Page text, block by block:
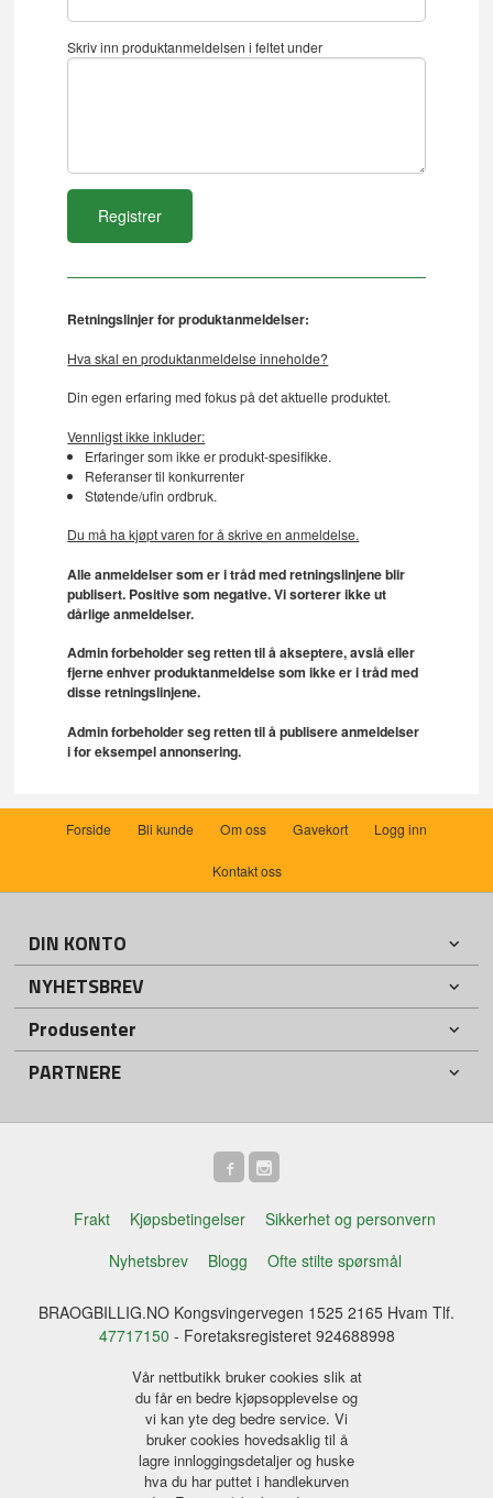
Skriv inn produktanmeldelsen i feltet under
Retningslinjer for produktanmeldelser:
Hva skal en produktanmeldelse inneholde?
Din egen erfaring med fokus på det aktuelle produktet.
Vennligst ikke inkluder:
Erfaringer som ikke er produkt-spesifikke.
Referanser til konkurrenter
Støtende/ufin ordbruk.
Du må ha kjøpt varen for å skrive en anmeldelse.
Alle anmeldelser som er i tråd med retningslinjene blir
publisert. Positive som negative. Vi sorterer ikke ut
dårlige anmeldelser.
Admin forbeholder seg retten til å akseptere, avslå eller
fjerne enhver produktanmeldelse som ikke er i tråd med
disse retningslinjene.
Admin forbeholder seg retten til å publisere anmeldelser
i for eksempel annonsering.
Forside Bli kunde Om oss Gavekort Logg inn
Kontakt oss
DIN KONTO
NYHETSBREV
Produsenter
PARTNERE
Frakt Kjøpsbetingelser
Sikkerhet og personvern
Nyhetsbrev
Blogg Ofte stilte spørsmål
BRAOGBILLIG.NO Kongsvingervegen 1525 2165 Hvam Tlf.
47717150 - Foretaksregisteret 924688998
Vår nettbutikk bruker cookies slik at
du får en bedre kjøpsopplevelse og
vi kan yte deg bedre service. Vi
bruker cookies hovedsaklig til å
lagre innloggingsdetaljer og huske
hva du har puttet i handlekurven